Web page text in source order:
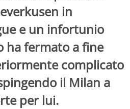
in
e un infortunio
ha fermato a fine
complicato
il Milan a
per lui.